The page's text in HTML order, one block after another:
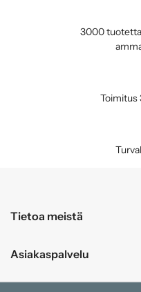
3000
Toimitus
Tietoa meistä
Asiakaspalvelu